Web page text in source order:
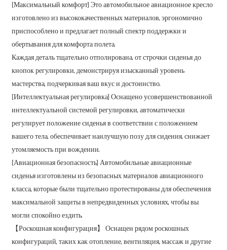
[Максимальный комфорт] Это автомобильное авиационное кресло
изготовлено из высококачественных материалов, эргономично
приспособлено и предлагает полный спектр поддержки и
обертывания для комфорта полета.
Каждая деталь тщательно отполирована, от строчки сиденья до
кнопок регулировки, демонстрируя изысканный уровень
мастерства, подчеркивая ваш вкус и достоинство.
[Интеллектуальная регулировка] Оснащено усовершенствованной
интеллектуальной системой регулировки, автоматически
регулирует положение сиденья в соответствии с положением
вашего тела, обеспечивает наилучшую позу для сидения, снижает
утомляемость при вождении.
[Авиационная безопасность] Автомобильные авиационные
сиденья изготовлены из безопасных материалов авиационного
класса, которые были тщательно протестированы для обеспечения
максимальной защиты в непредвиденных условиях, чтобы вы
могли спокойно ездить.
【Роскошная конфигурация】 Оснащен рядом роскошных
конфигураций, таких как отопление, вентиляция, массаж и другие